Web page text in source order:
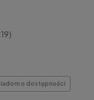
o dostępności